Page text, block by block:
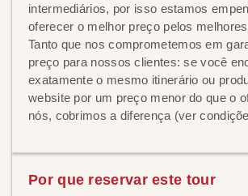
intermediários, por isso estamos
oferecer o melhor preço pelos
Tanto que nos comprometemos em
preço para nossos clientes: se você
exatamente o mesmo itinerário ou
website por um preço menor do que o
nós, cobrimos a diferença (ver
Por que reservar este tour